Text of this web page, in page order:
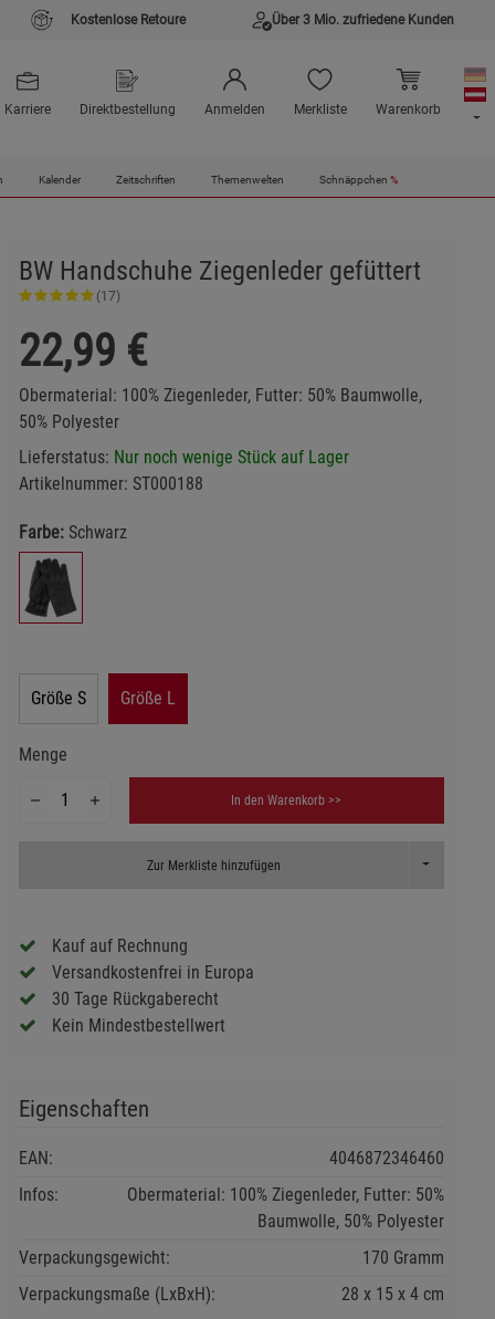
Kostenlose Retoure Über 3 Mio. zufriedene Kunden
Karriere Direktbestellung Anmelden Merkliste Warenkorb
Kalender Zeitschriften Themenwelten Schnäppchen %
BW Handschuhe Ziegenleder gefüttert
(17)
22,99 €
Obermaterial: 100% Ziegenleder, Futter: 50% Baumwolle,
50% Polyester
Lieferstatus: Nur noch wenige Stück auf Lager
Artikelnummer: ST000188
Farbe:Schwarz
Größe S Größe L
Menge
In den Warenkorb >>
Zur Merkliste hinzufügen Toggle
Kauf auf Rechnung
Versandkostenfrei in Europa
30 Tage Rückgaberecht
Kein Mindestbestellwert
Eigenschaften
EAN:
4046872346460
Infos:
Obermaterial: 100% Ziegenleder, Futter: 50%
Baumwolle, 50% Polyester
Verpackungsgewicht:
170 Gramm
Verpackungsmaße (LxBxH):
28 15 4cm